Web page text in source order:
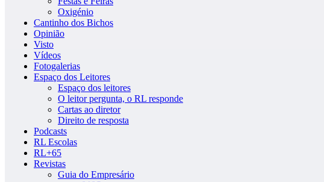
Oxigénio
Cantinho dos Bichos
Opinião
Visto
Vídeos
Fotogalerias
Espaço dos Leitores
Espaço dos leitores
O leitor pergunta, o RL responde
Cartas ao diretor
Direito de resposta
Podcasts
RL Escolas
RL+65
Revistas
Guia do Empresário